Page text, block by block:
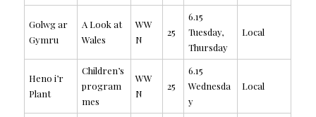
Golwg ar
Gymru
A Look at
Wales
WW
N
25
6.15
Tuesday,
Thursday
Local
Heno i’r
Plant
Children’s
program
mes
WW
N
25
6.15
Wednesda
y
Local